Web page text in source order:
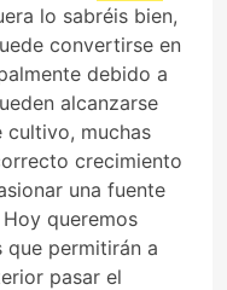
lo sabréis bien,
convertirse en
debido a
alcanzarse
cultivo, muchas
crecimiento
una fuente
queremos
permitirán a
pasar el